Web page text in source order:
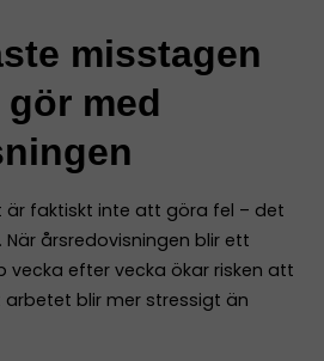
misstagen
med
faktiskt inte att göra fel – det
årsredovisningen blir ett
vecka efter vecka ökar risken att
blir mer stressigt än